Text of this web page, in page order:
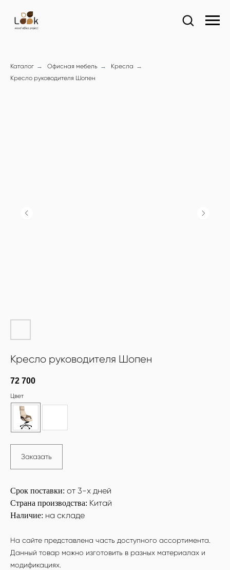
Каталог → Офисная мебель → Кресла →
Кресло руководителя Шопен
Кресло руководителя Шопен
72 700
Цвет
Заказать
Срок поставки: от 3-х дней
Страна производства: Китай
Наличие: на складе
На сайте представлена часть доступного ассортимента.
Данный товар можно изготовить в разных материалах и
модификациях.